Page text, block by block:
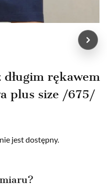
rękawem
plus size /675/
jest dostępny.